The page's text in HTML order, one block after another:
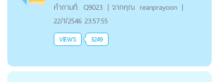
คำถามที่: Q9023 | จากคุณ reanprayoon |
22/1/2546 23:57:55
VIEWS 3249